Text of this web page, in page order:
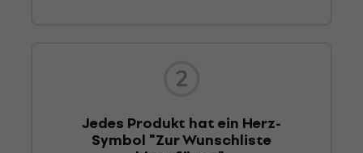
Jedes Produkt hat ein Herz-
Symbol "Zur Wunschliste